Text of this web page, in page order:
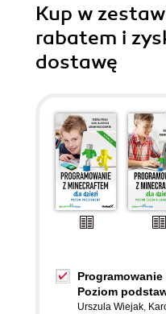
Kup w
rabatem i
dostawę
Poziom
Urszula Wiejak,